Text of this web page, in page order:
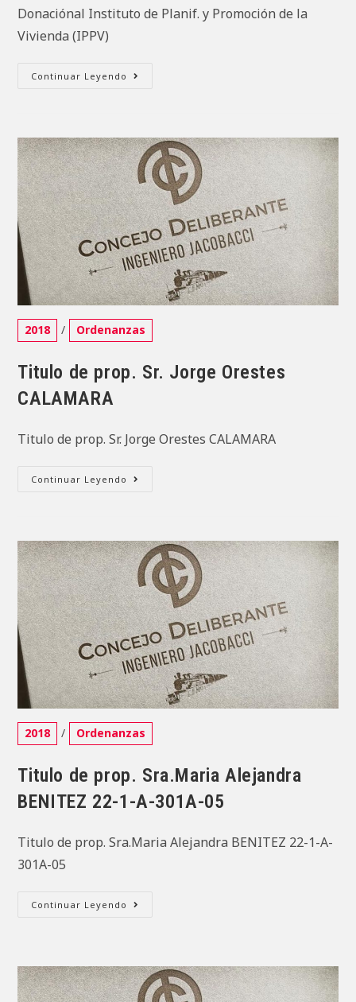
Donaciónal Instituto de Planif. y Promoción de la
Vivienda (IPPV)
Continuar Leyendo Donaciónal
De
La
Vivienda
(IPPV)
Categoría
de
la
entrada:
2018 / Ordenanzas
Titulo de prop. Sr. Jorge Orestes
CALAMARA
Titulo de prop. Sr. Jorge Orestes CALAMARA
Continuar Leyendo Titulo
CALAMARA
Categoría
de
la
entrada:
2018 / Ordenanzas
Titulo de prop. Sra.Maria Alejandra
BENITEZ 22-1-A-301A-05
Titulo de prop. Sra.Maria Alejandra BENITEZ 22-1-A-
301A-05
Continuar Leyendo Titulo
22-
1-
A-